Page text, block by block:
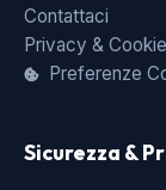
Contattaci
Privacy &
Preferenze
Sicurezza &